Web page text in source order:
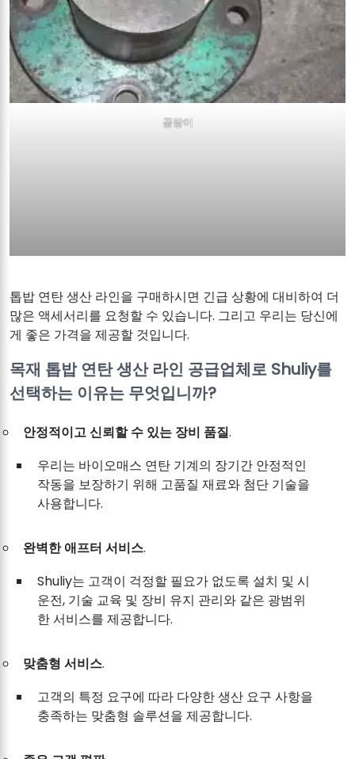
곰팡이
톱밥 연탄 생산 라인을 구매하시면 긴급 상황에 대비하여 더
많은 액세서리를 요청할 수 있습니다. 그리고 우리는 당신에
게 좋은 가격을 제공할 것입니다.
목재 톱밥 연탄 생산 라인 공급업체로 Shuliy를
선택하는 이유는 무엇입니까?
안정적이고 신뢰할 수 있는 장비 품질.
우리는 바이오매스 연탄 기계의 장기간 안정적인
작동을 보장하기 위해 고품질 재료와 첨단 기술을
사용합니다.
완벽한 애프터 서비스.
Shuliy는 고객이 걱정할 필요가 없도록 설치 및 시
운전, 기술 교육 및 장비 유지 관리와 같은 광범위
한 서비스를 제공합니다.
맞춤형 서비스.
고객의 특정 요구에 따라 다양한 생산 요구 사항을
충족하는 맞춤형 솔루션을 제공합니다.